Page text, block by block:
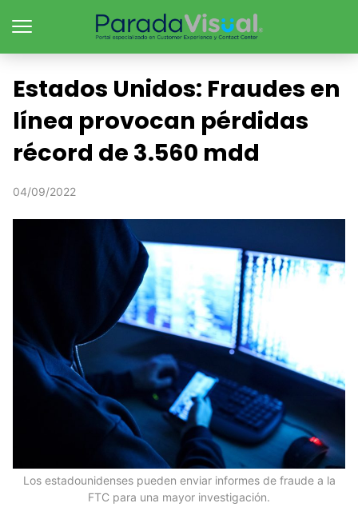
Estados Unidos: Fraudes en
línea provocan pérdidas
récord de 3.560 mdd
04/09/2022
Los estadounidenses pueden enviar informes de fraude a la
FTC para una mayor investigación.